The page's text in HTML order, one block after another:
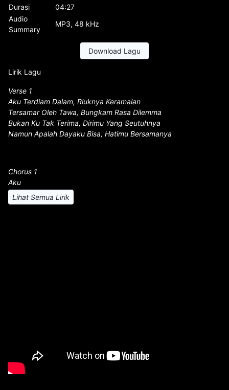
Durasi
04:27
Audio
Summary
MP3, 48 kHz
Download Lagu
Lirik Lagu
Verse 1
Aku Terdiam Dalam, Riuknya Keramaian
Tersamar Oleh Tawa, Bungkam Rasa Dilemma
Bukan Ku Tak Terima, Dirimu Yang Seutuhnya
Namun Apalah Dayaku Bisa, Hatimu Bersamanya
Chorus 1
Aku
Lihat Semua Lirik